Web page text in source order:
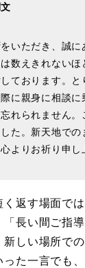
いただき、誠に
数えきれないほ
ております。と
に親身に相談に
れられません。
た。新天地での
よりお祈り申し
返す場面で
長い間ご指
新しい場所で
た一言でも